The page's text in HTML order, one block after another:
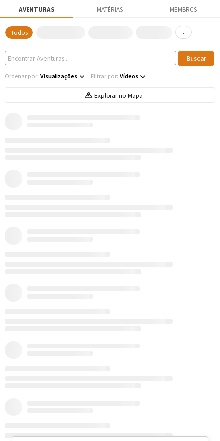
AVENTURAS MATÉRIAS MEMBROS
Todos ...
Ordenar por: Visualizações Filtrar por: Vídeos
Explorar no Mapa